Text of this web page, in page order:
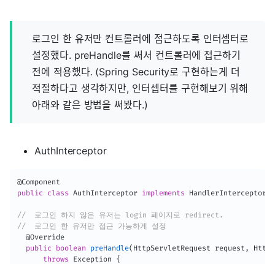
로그인 한 유저만 컨트롤러에 접근하도록 인터셉터로
설정했다. preHandle를 써서 컨트롤러에 접근하기
전에 적용했다. (Spring Security로 구현하는게 더
적절하다고 생각하지만, 인터셉터를 구현해보기 위해
아래와 같은 방법을 써봤다.)
AuthInterceptor
@Component
public
class AuthInterceptor implements HandlerInterceptor
//  로그인 하지 않은 유저는 login 페이지로 redirect.
//  로그인 한 유저만 접근 가능하게 설정
@Override
public
boolean preHandle( HttpServletRequest request ,
throws
Exception {